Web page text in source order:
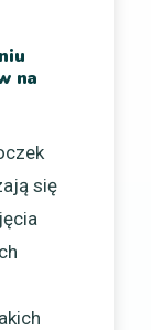
na
się